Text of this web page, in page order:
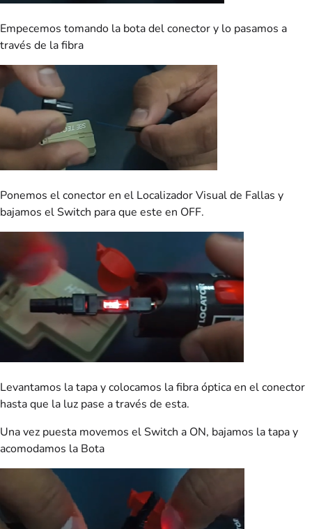
Empecemos tomando la bota del conector y lo pasamos a
través de la fibra
Ponemos el conector en el Localizador Visual de Fallas y
bajamos el Switch para que este en OFF.
Levantamos la tapa y colocamos la fibra óptica en el conector
hasta que la luz pase a través de esta.
Una vez puesta movemos el Switch a ON, bajamos la tapa y
acomodamos la Bota